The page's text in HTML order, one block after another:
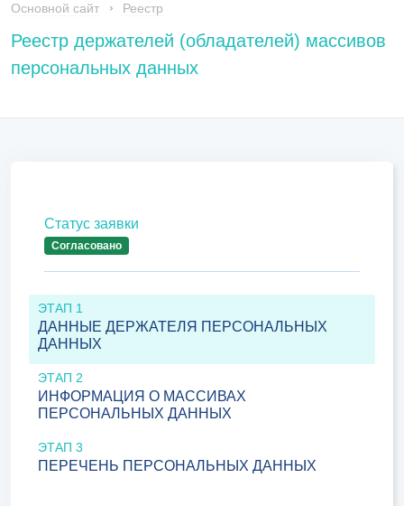
Основной сайт Реестр
Реестр держателей (обладателей) массивов
персональных данных
Статус заявки
Согласовано
ЭТАП 1
ДАННЫЕ ДЕРЖАТЕЛЯ ПЕРСОНАЛЬНЫХ
ДАННЫХ
ЭТАП 2
ИНФОРМАЦИЯ О МАССИВАХ
ПЕРСОНАЛЬНЫХ ДАННЫХ
ЭТАП 3
ПЕРЕЧЕНЬ ПЕРСОНАЛЬНЫХ ДАННЫХ